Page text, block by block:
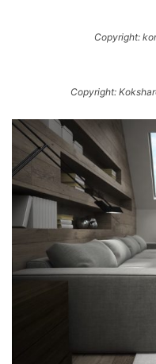
Copyright:
Copyright: